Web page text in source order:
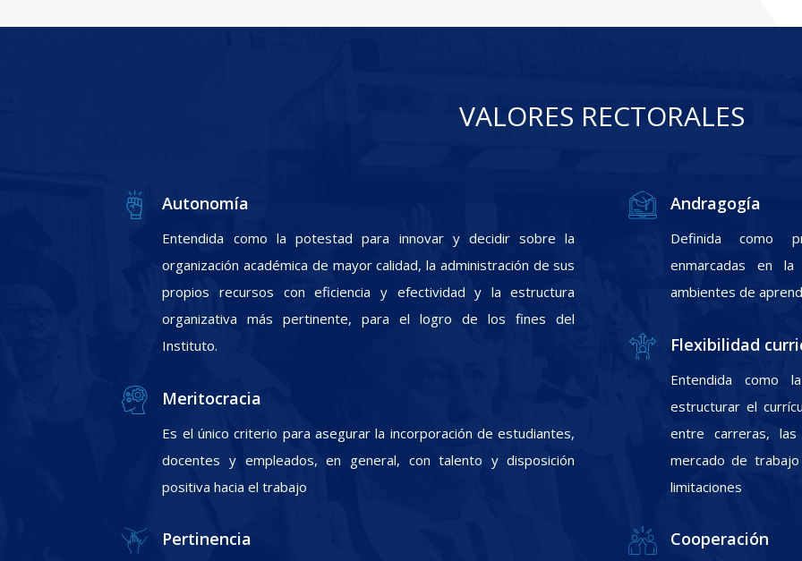
VALORES RECTORALES
Autonomía
Entendida como la potestad para innovar y decidir sobre la
organización académica de mayor calidad, la administración de sus
propios recursos con eficiencia y efectividad y la estructura
organizativa más pertinente, para el logro de los fines del
Instituto.
Meritocracia
Es el único criterio para asegurar la incorporación de estudiantes,
docentes y empleados, en general, con talento y disposición
positiva hacia el trabajo
Pertinencia
Andragogía
Definida como
enmarcadas en
ambientes de
Flexibilidad
Entendida como
estructurar el
entre carreras,
mercado de
limitaciones
Cooperación